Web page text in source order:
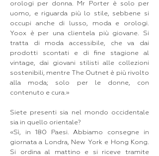
orologi per donna. Mr Porter è solo per
uomo, e riguarda più lo stile, sebbene si
occupi anche di lusso, moda e orologi.
Yoox è per una clientela più giovane. Si
tratta di moda accessibile, che va dai
prodotti scontati e di fine stagione al
vintage, dai giovani stilisti alle collezioni
sostenibili, mentre The Outnet è più rivolto
alla moda; solo per le donne, con
contenuto e cura.»
Siete presenti sia nel mondo occidentale
sia in quello orientale?
«Sì, in 180 Paesi. Abbiamo consegne in
giornata a Londra, New York e Hong Kong.
Si ordina al mattino e si riceve tramite